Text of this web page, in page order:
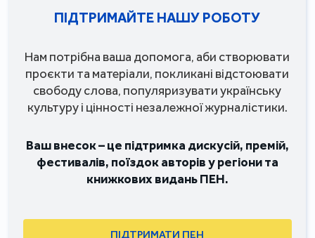
ПІДТРИМАЙТЕ НАШУ РОБОТУ
Нам потрібна ваша допомога, аби створювати
проєкти та матеріали, покликані відстоювати
свободу слова, популяризувати українську
культуру і цінності незалежної журналістики.
Ваш внесок – це підтримка дискусій, премій,
фестивалів, поїздок авторів у регіони та
книжкових видань ПЕН.
ПІДТРИМАТИ ПЕН